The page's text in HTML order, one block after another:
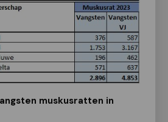
muskusratten in